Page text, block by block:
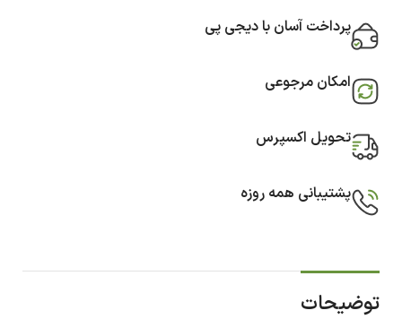
پرداخت آسان با دیجی پی
امکان مرجوعی
تحویل اکسپرس
پشتیبانی همه روزه
توضیحات